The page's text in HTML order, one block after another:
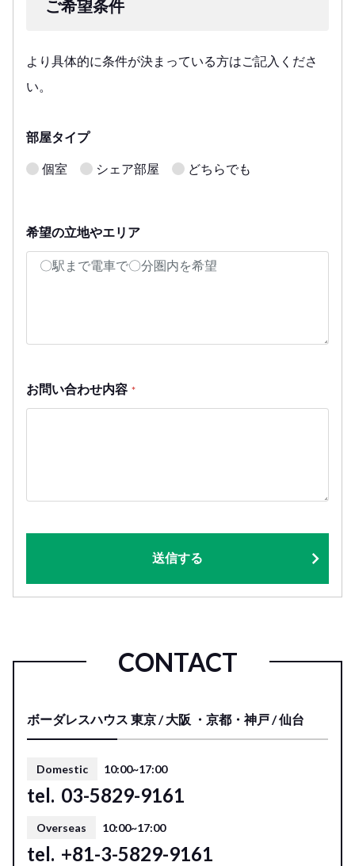
ご希望条件
より具体的に条件が決まっている方はご記入くださ
い。
部屋タイプ
個室 シェア部屋 どちらでも
希望の立地やエリア
お問い合わせ内容 *
送信する
CONTACT
ボーダレスハウス 東京 / 大阪 ・京都・神戸 / 仙台
Domestic 10:00~17:00
tel. 03-5829-9161
Overseas 10:00~17:00
tel. +81-3-5829-9161